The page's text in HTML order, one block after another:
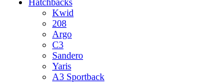
Hatchbacks
Kwid
208
Argo
C3
Sandero
Yaris
A3 Sportback